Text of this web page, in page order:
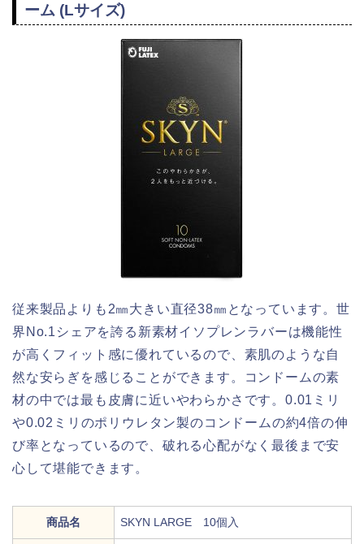
ーム (Lサイズ)
従来製品よりも2㎜大きい直径38㎜となっています。世
界No.1シェアを誇る新素材イソプレンラバーは機能性
が高くフィット感に優れているので、素肌のような自
然な安らぎを感じることができます。コンドームの素
材の中では最も皮膚に近いやわらかさです。0.01ミリ
や0.02ミリのポリウレタン製のコンドームの約4倍の伸
び率となっているので、破れる心配がなく最後まで安
心して堪能できます。
商品名 SKYN LARGE 10個入